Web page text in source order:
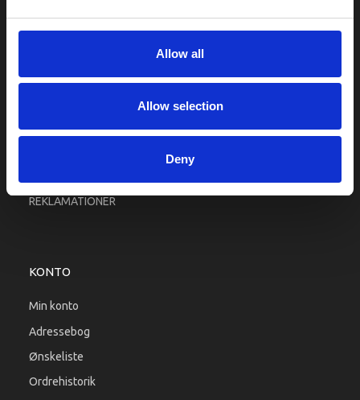
Allow all
Allow selection
Deny
Fragt og levering
Betingelser & Vilkår
Købsgaranti
REKLAMATIONER
KONTO
Min konto
Adressebog
Ønskeliste
Ordrehistorik